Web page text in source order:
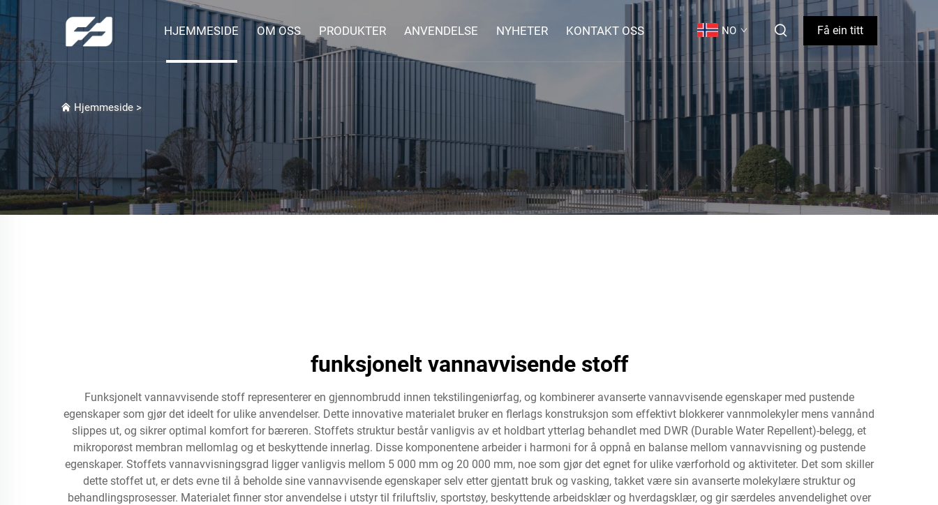
HJEMMESIDE OM OSS PRODUKTER ANVENDELSE NYHETER KONTAKT OSS NO Få ein titt
Hjemmeside >
funksjonelt vannavvisende stoff
Funksjonelt vannavvisende stoff representerer en gjennombrudd innen tekstilingeniørfag, og kombinerer avanserte vannavvisende egenskaper med pustende
egenskaper som gjør det ideelt for ulike anvendelser. Dette innovative materialet bruker en flerlags konstruksjon som effektivt blokkerer vannmolekyler mens vannånd
slippes ut, og sikrer optimal komfort for bæreren. Stoffets struktur består vanligvis av et holdbart ytterlag behandlet med DWR (Durable Water Repellent)-belegg, et
mikroporøst membran mellomlag og et beskyttende innerlag. Disse komponentene arbeider i harmoni for å oppnå en balanse mellom vannavvisning og pustende
egenskaper. Stoffets vannavvisningsgrad ligger vanligvis mellom 5 000 mm og 20 000 mm, noe som gjør det egnet for ulike værforhold og aktiviteter. Det som skiller
dette stoffet ut, er dets evne til å beholde sine vannavvisende egenskaper selv etter gjentatt bruk og vasking, takket være sin avanserte molekylære struktur og
behandlingsprosesser. Materialet finner stor anvendelse i utstyr til friluftsliv, sportstøy, beskyttende arbeidsklær og hverdagsklær, og gir særdeles anvendelighet over